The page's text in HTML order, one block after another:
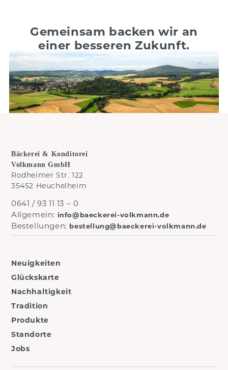
Gemeinsam backen wir an
einer besseren Zukunft.
Bäckerei & Konditorei
Volkmann GmbH
Rodheimer Str. 122
35452 Heuchelheim
0641 / 93 11 13 – 0
Allgemein: info@baeckerei-volkmann.de
Bestellungen: bestellung@baeckerei-volkmann.de
Neuigkeiten
Glückskarte
Nachhaltigkeit
Tradition
Produkte
Standorte
Jobs